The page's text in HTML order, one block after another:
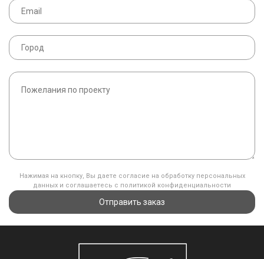
Нажимая на кнопку, Вы даете согласие на обработку персональных
данных и соглашаетесь с политикой конфиденциальности
Отправить заказ